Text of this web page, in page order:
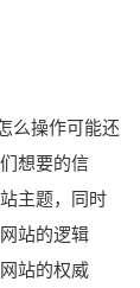
么操作可能还
想要的信
主题，同时
站的逻辑
站的权威